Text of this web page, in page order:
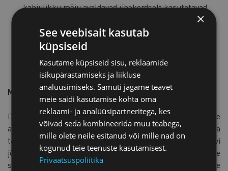
kahjulikku mõju avaldavad ühekordselt kasutatavad
plasttooted ja püügivahendid ning milliseid selliste
toodete korduskasutusviise ja jäätmekäitlusvõimalusi
Millal direktiiv jõustub?
Direktiiv jõustub kahekümnendal päeval pärast selle
avaldamist Euroopa Liidu Teatajas. Hetkel ei ole teada
täpset jõustamise kuupäeva. Lisaks jääb pärast direktiivi
jõustumist Eestile aega 2-3 aastat, et muudatused meie
seadusandlusesse üle võtta. Seega võib muudatuste
×
See veebisait kasutab
küpsiseid
Kasutame küpsiseid sisu, reklaamide
isikupärastamiseks ja liikluse
analüüsimiseks. Samuti jagame teavet
meie saidi kasutamise kohta oma
reklaami- ja analüüsipartneritega, kes
võivad seda kombineerida muu teabega,
mille olete neile esitanud või mille nad on
kogunud teie teenuste kasutamisest.
Privaatsuspoliitika